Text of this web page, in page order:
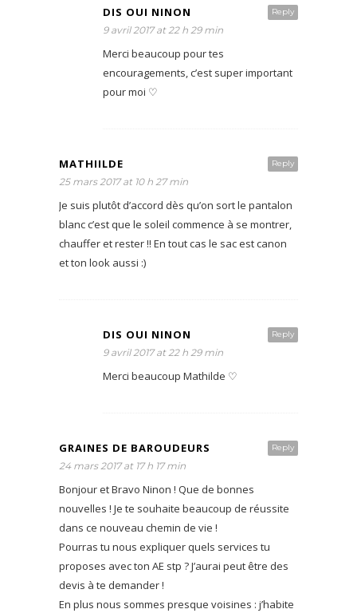
Reply
DIS OUI NINON
9 avril 2017 at 22 h 29 min
Merci beaucoup pour tes
encouragements, c’est super important
pour moi ♡
Reply
MATHIILDE
25 mars 2017 at 10 h 27 min
Je suis plutôt d’accord dès qu’on sort le pantalon
blanc c’est que le soleil commence à se montrer,
chauffer et rester !! En tout cas le sac est canon
et ton look aussi :)
Reply
DIS OUI NINON
9 avril 2017 at 22 h 29 min
Merci beaucoup Mathilde ♡
Reply
GRAINES DE BAROUDEURS
24 mars 2017 at 17 h 17 min
Bonjour et Bravo Ninon ! Que de bonnes
nouvelles ! Je te souhaite beaucoup de réussite
dans ce nouveau chemin de vie !
Pourras tu nous expliquer quels services tu
proposes avec ton AE stp ? J’aurai peut être des
devis à te demander !
En plus nous sommes presque voisines : j’habite